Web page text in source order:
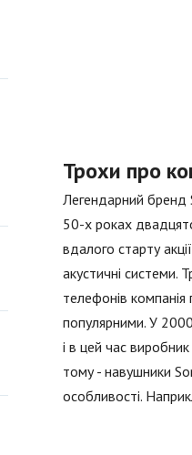
Трохи про
Легендарний бренд
50-х роках
вдалого старту
акустичні системи.
телефонів
популярними. У
і в цей час
тому - навушники
особливості.